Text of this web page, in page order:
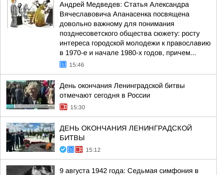
Андрей Медведев: Статья Александра
Вячеславовича Апанасенка посвящена
довольно важному для понимания
позднесоветского общества сюжету: росту
интереса городской молодежи к православию
в 1970-е и начале 1980-х годов, причем...
15:46
День окончания Ленинградской битвы
отмечают сегодня в России
15:30
ДЕНЬ ОКОНЧАНИЯ ЛЕНИНГРАДСКОЙ
БИТВЫ
15:12
9 августа 1942 года: Седьмая симфония в